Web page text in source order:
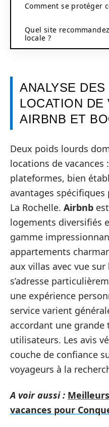
Comment se protéger
Quel site
locale ?
ANALYSE
LOCATION DE
AIRBNB ET
Deux poids lourds
locations de vacances :
plateformes, bien
avantages
La Rochelle. Airbnb
logements diversifiés
gamme
appartements
aux villas avec vue
s’adresse
une expérience
service varient
accordant une grande
utilisateurs. Les avis
couche de confiance
voyageurs à la
A voir aussi :
vacances pour